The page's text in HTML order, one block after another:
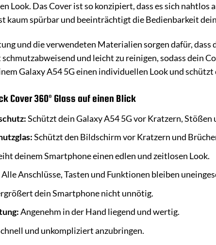
Look. Das Cover ist so konzipiert, dass es sich nahtlos
kaum spürbar und beeinträchtigt die Bedienbarkeit
und die verwendeten Materialien sorgen dafür, dass
und leicht zu reinigen, sodass dein
Galaxy A54 5G einen individuellen Look und
Cover 360° Glass auf einen Blick
Schützt dein Galaxy A54 5G vor Kratzern, Stößen
Schützt den Bildschirm vor Kratzern und
deinem Smartphone einen edlen und zeitlosen Look.
Alle Anschlüsse, Tasten und Funktionen bleiben
dein Smartphone nicht unnötig.
Angenehm in der Hand liegend und wertig.
und unkompliziert anzubringen.